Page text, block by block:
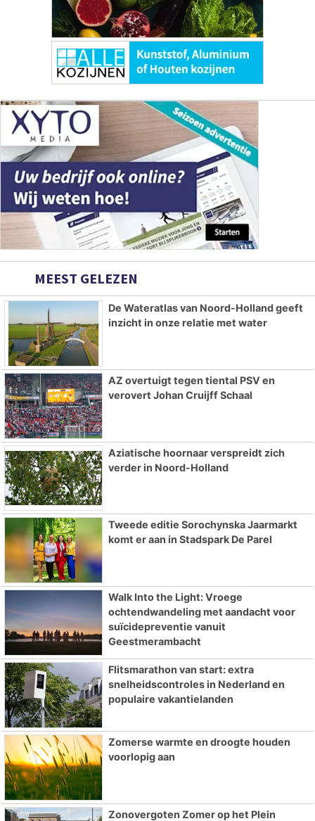
MEEST GELEZEN
De Wateratlas van Noord-Holland geeft
inzicht in onze relatie met water
AZ overtuigt tegen tiental PSV en
verovert Johan Cruijff Schaal
Aziatische hoornaar verspreidt zich
verder in Noord-Holland
Tweede editie Sorochynska Jaarmarkt
komt er aan in Stadspark De Parel
Walk Into the Light: Vroege
ochtendwandeling met aandacht voor
suïcidepreventie vanuit
Geestmerambacht
Flitsmarathon van start: extra
snelheidscontroles in Nederland en
populaire vakantielanden
Zomerse warmte en droogte houden
voorlopig aan
Zonovergoten Zomer op het Plein